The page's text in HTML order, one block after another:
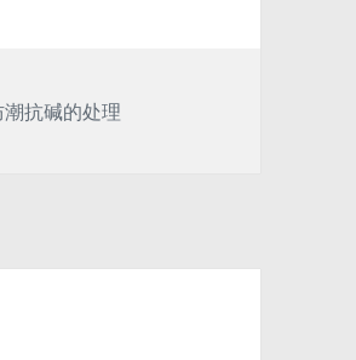
抗碱的处理